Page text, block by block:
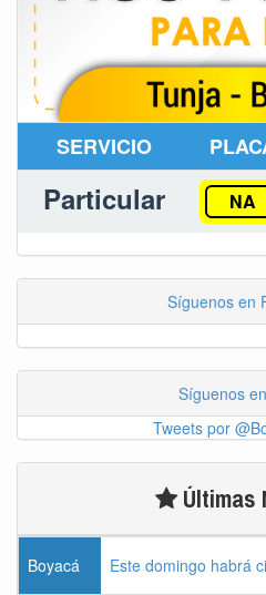
SERVICIO
Particular NA
Síguenos en
Síguenos
Tweets por
Últimas
Boyacá Este domingo habrá